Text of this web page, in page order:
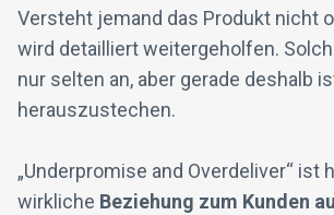
Versteht jemand das Produkt nicht
wird detailliert weitergeholfen.
nur selten an, aber gerade deshalb
herauszustechen.
„Underpromise and Overdeliver“
wirkliche Beziehung zum Kunden